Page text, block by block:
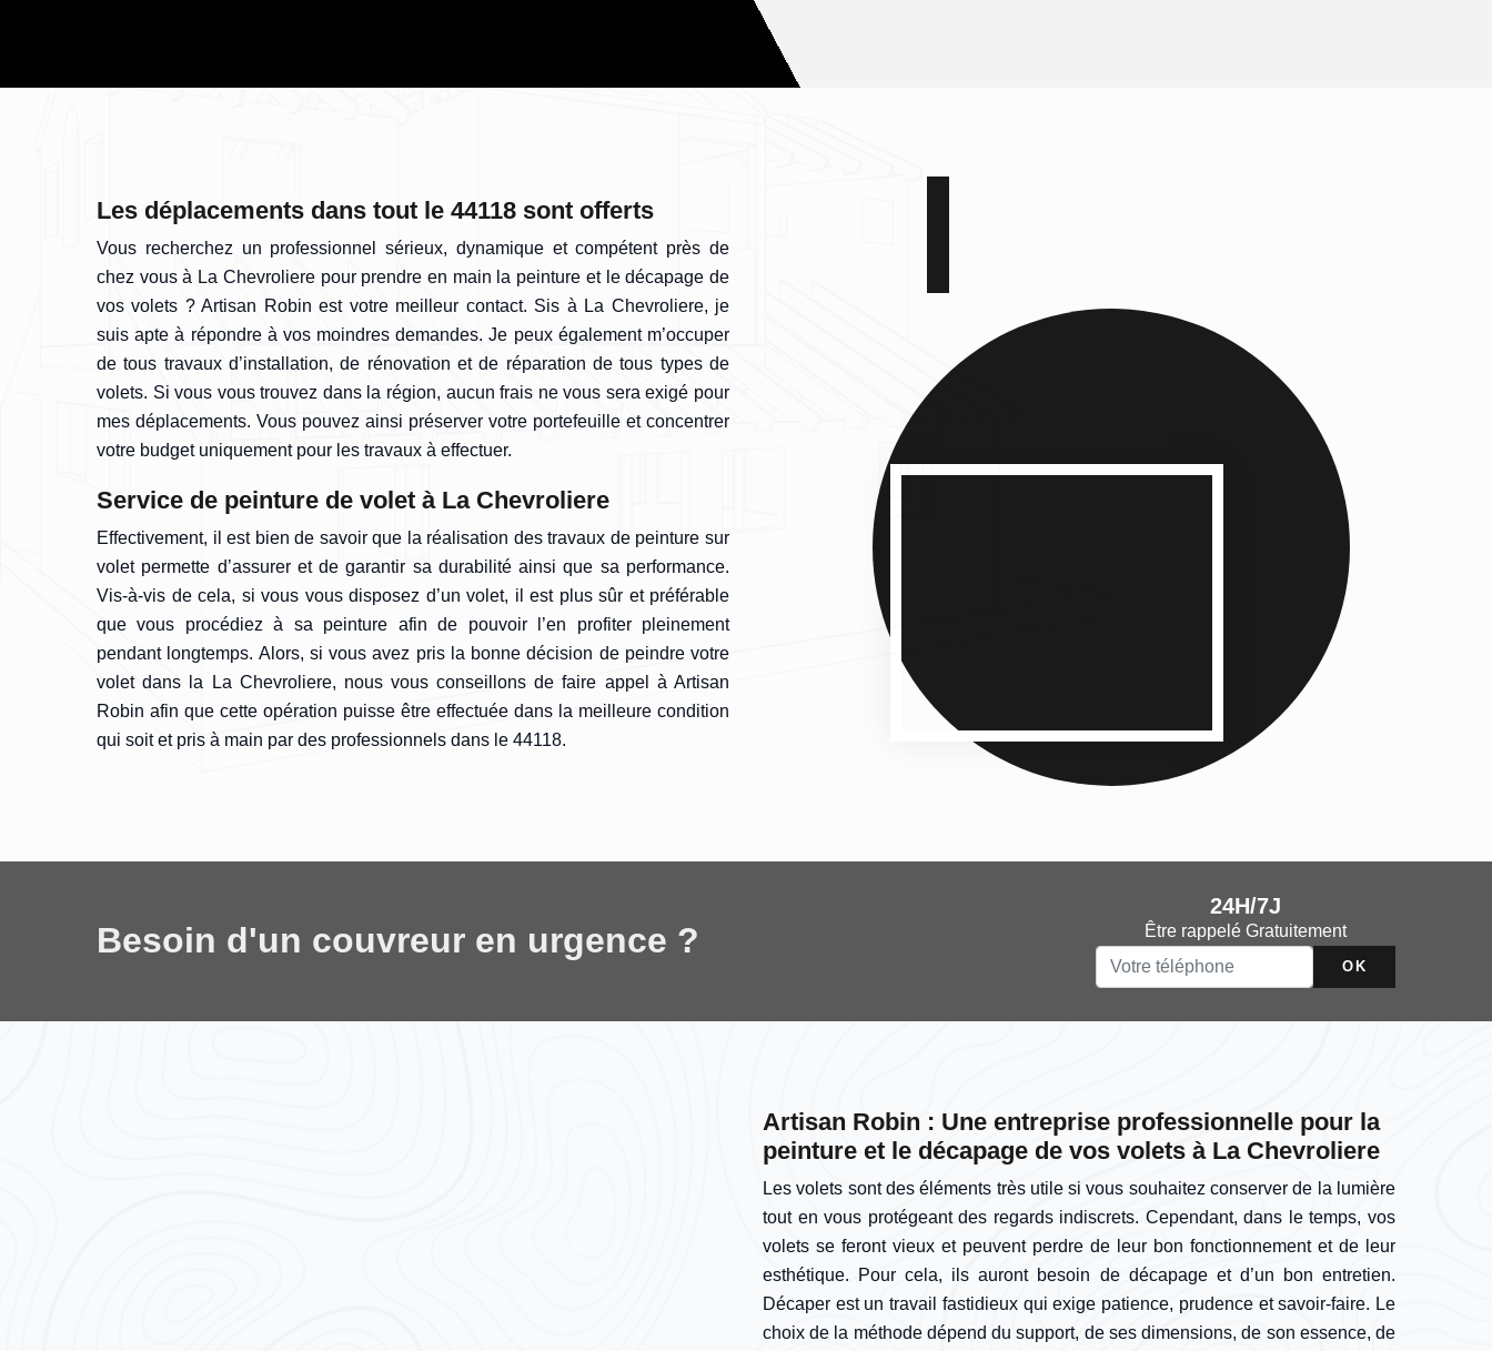
Les déplacements dans tout le 44118 sont offerts
Vous recherchez un professionnel sérieux, dynamique et compétent près de
chez vous à La Chevroliere pour prendre en main la peinture et le décapage de
vos volets ? Artisan Robin est votre meilleur contact. Sis à La Chevroliere, je
suis apte à répondre à vos moindres demandes. Je peux également m’occuper
de tous travaux d’installation, de rénovation et de réparation de tous types de
volets. Si vous vous trouvez dans la région, aucun frais ne vous sera exigé pour
mes déplacements. Vous pouvez ainsi préserver votre portefeuille et concentrer
votre budget uniquement pour les travaux à effectuer.
Service de peinture de volet à La Chevroliere
Effectivement, il est bien de savoir que la réalisation des travaux de peinture sur
volet permette d’assurer et de garantir sa durabilité ainsi que sa performance.
Vis-à-vis de cela, si vous vous disposez d’un volet, il est plus sûr et préférable
que vous procédiez à sa peinture afin de pouvoir l’en profiter pleinement
pendant longtemps. Alors, si vous avez pris la bonne décision de peindre votre
volet dans la La Chevroliere, nous vous conseillons de faire appel à Artisan
Robin afin que cette opération puisse être effectuée dans la meilleure condition
qui soit et pris à main par des professionnels dans le 44118.
Besoin d'un couvreur en urgence ?
24H/7J
Être rappelé Gratuitement
Artisan Robin : Une entreprise professionnelle pour la
peinture et le décapage de vos volets à La Chevroliere
Les volets sont des éléments très utile si vous souhaitez conserver de la lumière
tout en vous protégeant des regards indiscrets. Cependant, dans le temps, vos
volets se feront vieux et peuvent perdre de leur bon fonctionnement et de leur
esthétique. Pour cela, ils auront besoin de décapage et d’un bon entretien.
Décaper est un travail fastidieux qui exige patience, prudence et savoir-faire. Le
choix de la méthode dépend du support, de ses dimensions, de son essence, de